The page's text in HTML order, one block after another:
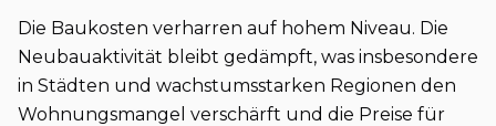
Die Baukosten verharren auf hohem Niveau. Die
Neubauaktivität bleibt gedämpft, was insbesondere
in Städten und wachstumsstarken Regionen den
Wohnungsmangel verschärft und die Preise für